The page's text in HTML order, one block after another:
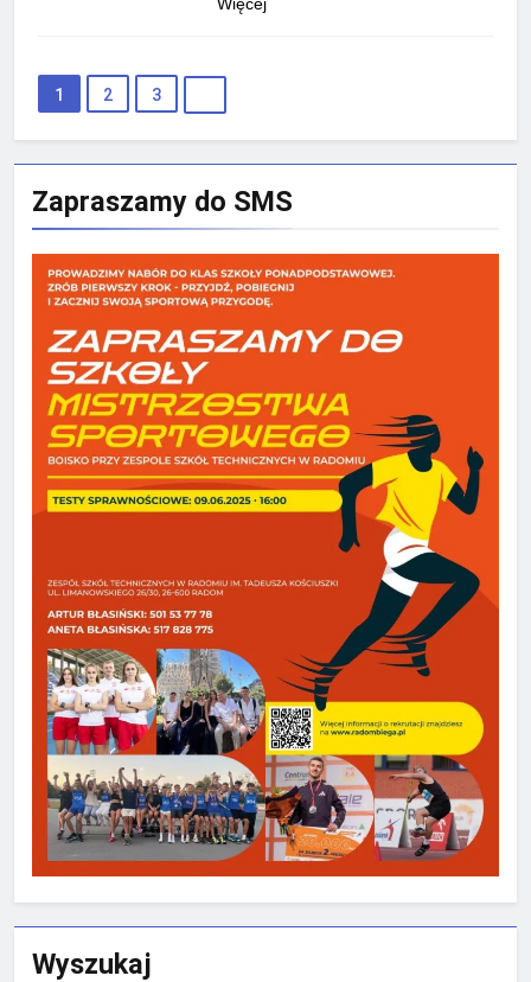
1 2 3
Zapraszamy do SMS
Wyszukaj